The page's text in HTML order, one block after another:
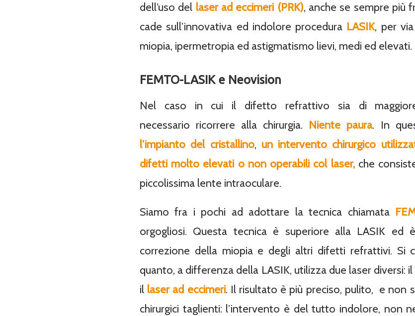
dell’uso del laser ad eccimeri (PRK), anche se sempre più
cade sull’innovativa ed indolore procedura LASIK, per
miopia, ipermetropia ed astigmatismo lievi, medi ed elevati.
FEMTO-LASIK e Neovision
Nel caso in cui il difetto refrattivo sia di
necessario ricorrere alla chirurgia. Niente paura. In
l’impianto del cristallino, un intervento chirurgico
difetti molto elevati o non operabili col laser,che
piccolissima lente intraoculare.
Siamo fra i pochi ad adottare la tecnica chiamata
orgogliosi. Questa tecnica è superiore alla LASIK
correzione della miopia e degli altri difetti refrattivi. Si
quanto, a differenza della LASIK, utilizza due laser diversi: il
il laser ad eccimeri. Il risultato è più preciso, pulito, e non
chirurgici taglienti: l’intervento è del tutto indolore, non